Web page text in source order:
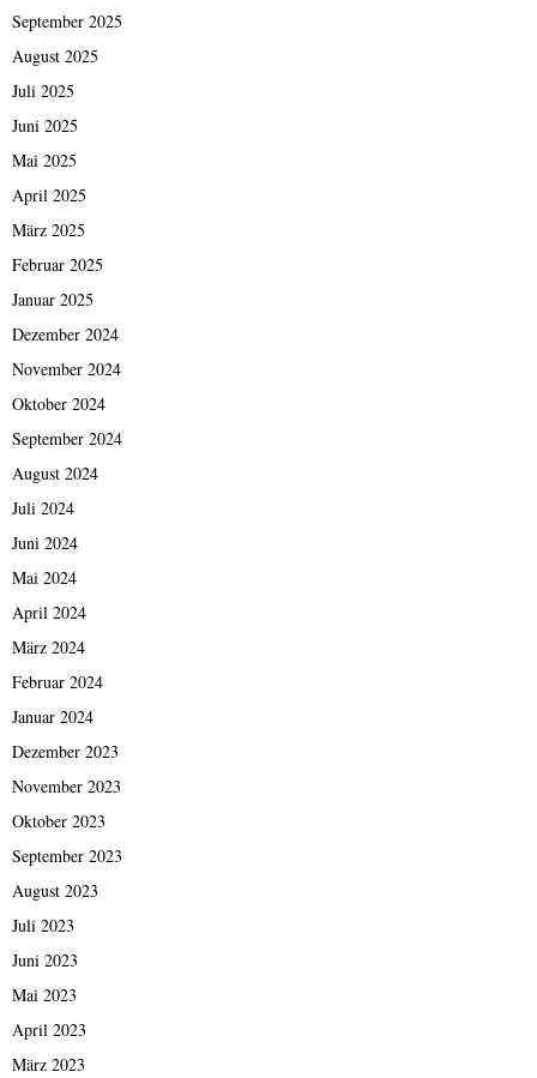
September 2025
August 2025
Juli 2025
Juni 2025
Mai 2025
April 2025
März 2025
Februar 2025
Januar 2025
Dezember 2024
November 2024
Oktober 2024
September 2024
August 2024
Juli 2024
Juni 2024
Mai 2024
April 2024
März 2024
Februar 2024
Januar 2024
Dezember 2023
November 2023
Oktober 2023
September 2023
August 2023
Juli 2023
Juni 2023
Mai 2023
April 2023
März 2023